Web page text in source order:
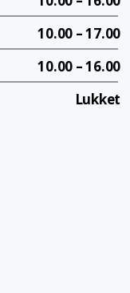
10.00 – 17.00
10.00 – 16.00
Lukket